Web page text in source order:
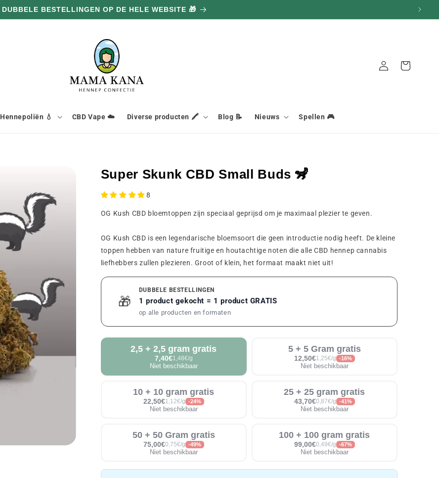
DUBBELE BESTELLINGEN OP DE HELE WEBSITE 🎁
Hennepoliën 💧 CBD Vape ☁️ Diverse producten 🖍️ Blog 📝 Nieuws Spellen 🎮
AansluitingMand
Super Skunk CBD Small Buds 🦨
8
OG Kush CBD bloemtoppen zijn speciaal geprijsd om je maximaal plezier te geven.
OG Kush CBD is een legendarische bloemsoort die geen introductie nodig heeft. De kleine
toppen hebben van nature fruitige en houtachtige noten die alle CBD hennep cannabis
liefhebbers zullen plezieren. Groot of klein, het formaat maakt niet uit!
🎁
DUBBELE BESTELLINGEN
1 product gekocht = 1 product GRATIS
op alle producten en formaten
2,5 + 2,5 gram gratis
7,40€1,48€/g
Niet beschikbaar
5 + 5 Gram gratis
12,50€1,25€/g -16%
Niet beschikbaar
10 + 10 gram gratis
22,50€1,12€/g -24%
Niet beschikbaar
25 + 25 gram gratis
43,70€0,87€/g -41%
Niet beschikbaar
50 + 50 Gram gratis
75,00€0,75€/g -49%
Niet beschikbaar
100 + 100 gram gratis
99,00€0,49€/g -67%
Niet beschikbaar